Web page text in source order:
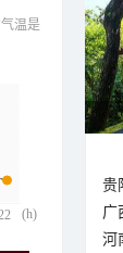
(h)
温是
贵
广
河